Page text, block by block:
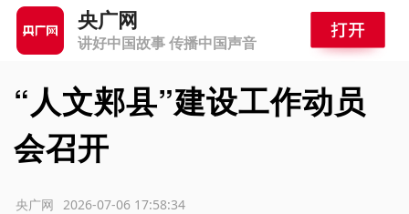
央广网
讲好中国故事 传播中国声音
“人文郏县”建设工作动员
会召开
2026-07-06 17:58:34
央广网